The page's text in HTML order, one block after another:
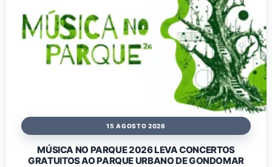
15 AGOSTO 2026
MÚSICA NO PARQUE 2026 LEVA CONCERTOS
GRATUITOS AO PARQUE URBANO DE GONDOMAR